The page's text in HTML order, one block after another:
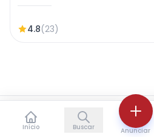
4.8(23)
📅 Agendar Visita
Início Buscar Anunciar